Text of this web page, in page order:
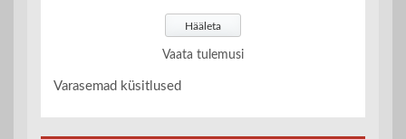
Vaata tulemusi
Varasemad küsitlused